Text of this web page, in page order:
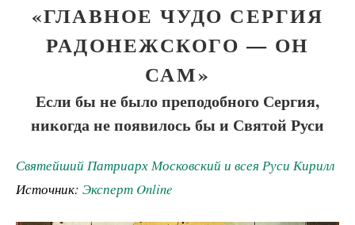
«ГЛАВНОЕ ЧУДО СЕРГИЯ
РАДОНЕЖСКОГО — ОН
САМ»
Если бы не было преподобного Сергия,
никогда не появилось бы и Святой Руси
Святейший Патриарх Московский и всея Руси Кирилл
Источник: Эксперт Online